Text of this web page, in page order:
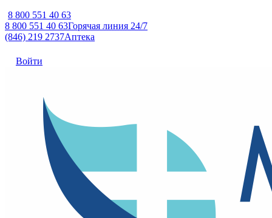
8 800 551 40 63
8 800 551 40 63Горячая линия 24/7
(846) 219 2737Аптека
Войти